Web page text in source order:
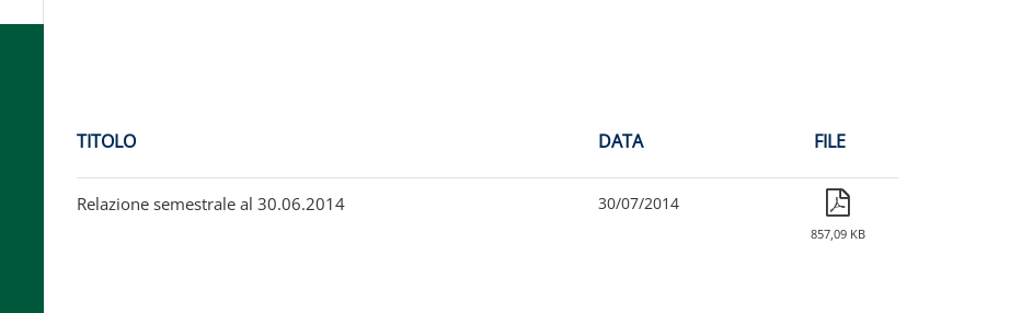
TITOLO DATA FILE
Relazione semestrale al 30.06.2014 30/07/2014
857,09 KB